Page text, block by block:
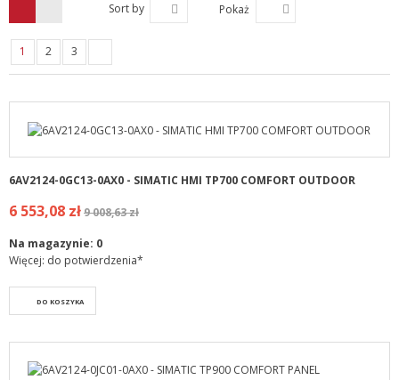
Sort by Pokaż
1 2 3
6AV2124-0GC13-0AX0 - SIMATIC HMI TP700 COMFORT OUTDOOR
6 553,08 zł9 008,63 zł
Na magazynie: 0
Więcej: do potwierdzenia*
DO KOSZYKA